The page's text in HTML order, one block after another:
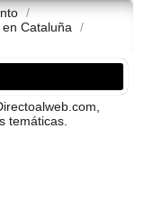
/
Cataluña
/
temáticas.